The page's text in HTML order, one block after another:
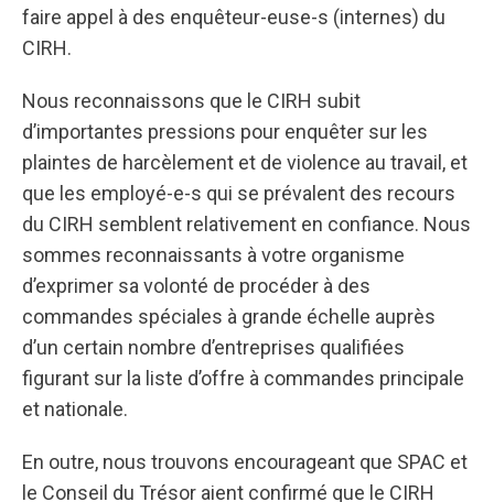
faire appel à des enquêteur-euse-s (internes) du
CIRH.
Nous reconnaissons que le CIRH subit
d’importantes pressions pour enquêter sur les
plaintes de harcèlement et de violence au travail, et
que les employé-e-s qui se prévalent des recours
du CIRH semblent relativement en confiance. Nous
sommes reconnaissants à votre organisme
d’exprimer sa volonté de procéder à des
commandes spéciales à grande échelle auprès
d’un certain nombre d’entreprises qualifiées
figurant sur la liste d’offre à commandes principale
et nationale.
En outre, nous trouvons encourageant que SPAC et
le Conseil du Trésor aient confirmé que le CIRH